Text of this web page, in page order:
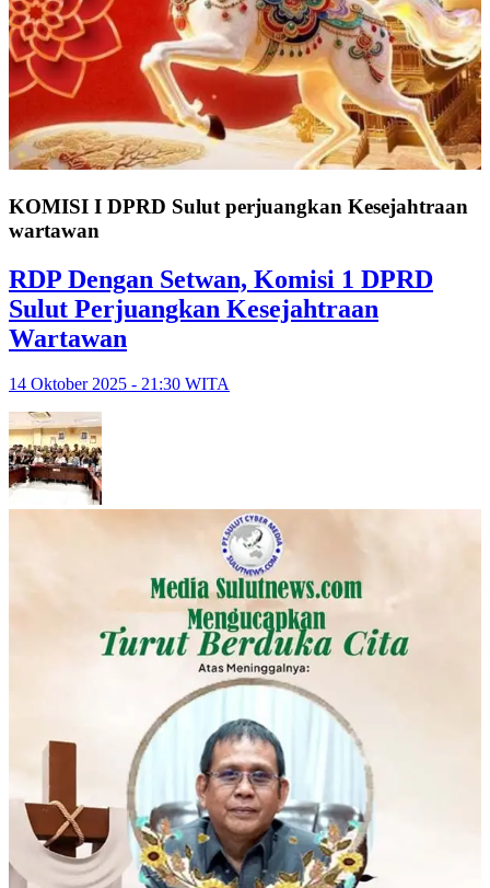
KOMISI I DPRD Sulut perjuangkan Kesejahtraan
wartawan
RDP Dengan Setwan, Komisi 1 DPRD
Sulut Perjuangkan Kesejahtraan
Wartawan
14 Oktober 2025 - 21:30 WITA